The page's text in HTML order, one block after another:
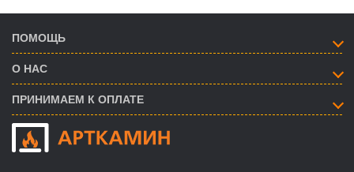
ПОМОЩЬ
О НАС
ПРИНИМАЕМ К ОПЛАТЕ